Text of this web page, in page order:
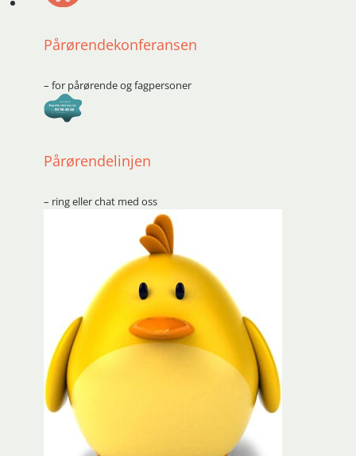
Pårørendekonferansen
– for pårørende og fagpersoner
Pårørendelinjen
– ring eller chat med oss